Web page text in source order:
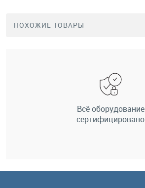
ПОХОЖИЕ ТОВАРЫ
Всё оборудование
сертифицировано